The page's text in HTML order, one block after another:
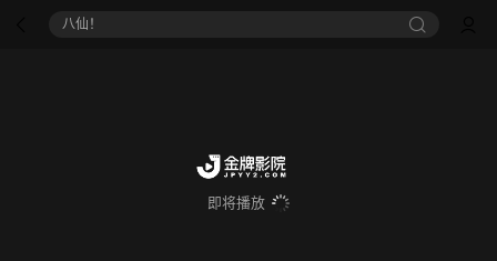
八仙！
即将播放